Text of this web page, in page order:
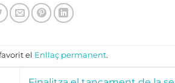
el Enllaç permanent.